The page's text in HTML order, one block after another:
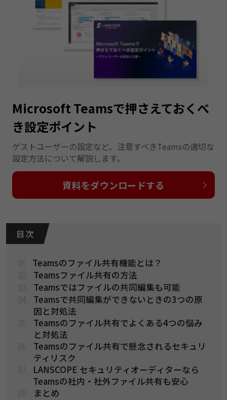
Microsoft Teamsで押さえておくべ
き設定ポイント
ゲストユーザーの設定など、注意すべきTeamsの適切な
設定方法について解説します。
資料をダウンロードする
目 次
Teamsのファイル共有機能とは？​
Teamsファイル共有の方法
Teamsではファイルの共同編集も可能
Teamsで共同編集ができないときの3つの原
因と対処法
Teamsのファイル共有でよくある4つの悩み
と対処法
Teamsのファイル共有で懸念されるセキュリ
ティリスク
LANSCOPE セキュリティオーディターなら
Teamsの社内・社外ファイル共有も安心
まとめ